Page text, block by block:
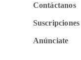
Contáctanos
Suscripciones
Anúnciate